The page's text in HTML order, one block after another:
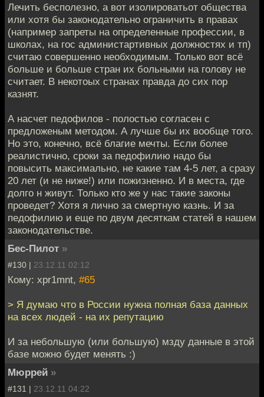
Лечить бесполезно, а вот изолироватьот общества
или хотя бы законодательно ограничить в правах
(например запреты на определенные профессии, в
школах, на гос администартивных должностях и тп)
считаю совершенно необходимым. Только вот всё
больше и больше стран их больными на голову не
считает. В некотоых странах правда до сих пор
казнят.
А насчет педофилов - полостью согласен с
предложеным методом. А лучше бы их вообще того.
Но это, конечно, всё благие мечты. Если более
реалистично, сроки за педофилию надо бы
повысить максимально, не какие там 4-5 лет, а сразу
20 лет (и не ниже!) или пожизненно. И в места, где
долго н живут. Только кто же у нас такие законы
проведет? Хотя я лично за смертную казнь. И за
педофилию и еще по двум десяткам статей в нашем
законодательстве.
Бес-Пилот »
#130 | 23.12.11 02:12
Кому: xpr1mnt, #65
> Я думаю что в России нужна полная база данных
на всех людей - на их репутацию
И за небольшую (или большую) мзду данные в этой
базе можно будет менять :)
Мюррей »
#131 | 23.12.11 04:22